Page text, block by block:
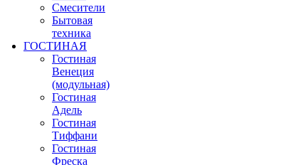
Смесители
Бытовая
техника
ГОСТИНАЯ
Гостиная
Венеция
(модульная)
Гостиная
Адель
Гостиная
Тиффани
Гостиная
Фреска